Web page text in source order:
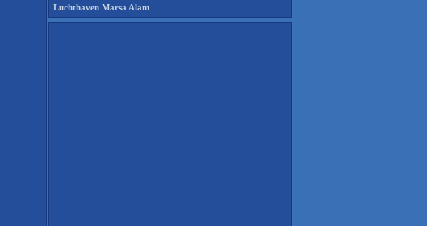
Luchthaven Marsa Alam